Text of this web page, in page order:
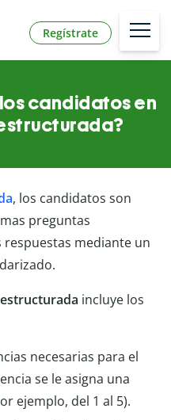
Regístrate
candidatos en
, los candidatos son
preguntas
mediante un
incluye los
necesarias para el
se le asigna una
ejemplo, del 1 al 5).